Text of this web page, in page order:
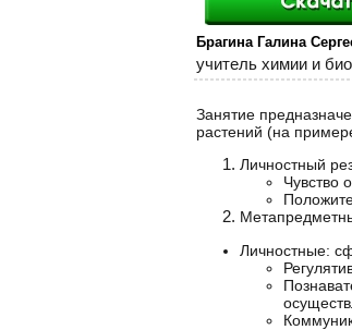
Брагина Галина
учитель химии и
Занятие
растений (на
Личностный
Чувство
Личностные: